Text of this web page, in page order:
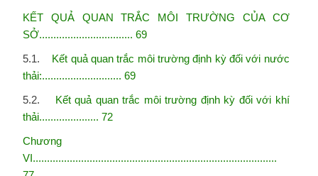
KẾT QUẢ QUAN TRẮC MÔI TRƯỜNG CỦA CƠ
SỞ................................. 69
5.1. Kết quả quan trắc môi trường định kỳ đối với nước
thải:............................ 69
5.2. Kết quả quan trắc môi trường định kỳ đối với khí
thải..................... 72
Chương
VI......................................................................................